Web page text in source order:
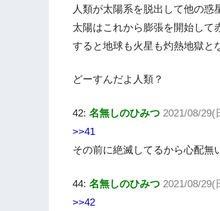
人類が太陽系を脱出して他の
太陽はこれから膨張を開始して
すると地球も火星も灼熱地獄と
どーすんだよ人類？
42: 名無しのひみつ 2021/08/29(
>>41
その前に絶滅してるから心配無
44: 名無しのひみつ 2021/08/29(
>>42